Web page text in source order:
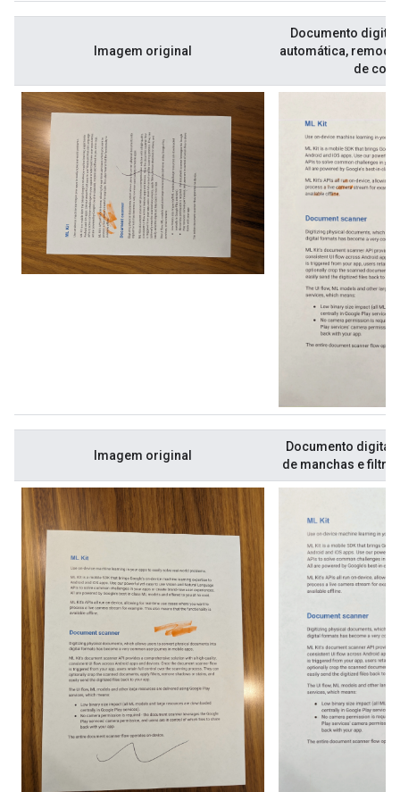
Imagem original
Documento
automática,
de cor
Imagem original
Documento
de manchas e